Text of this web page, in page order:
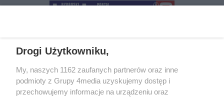
+48 52 5812666
Drogi Użytkowniku,
My, naszych 1162 zaufanych partnerów oraz inne
podmioty z Grupy 4media uzyskujemy dostęp i
przechowujemy informacje na urządzeniu oraz